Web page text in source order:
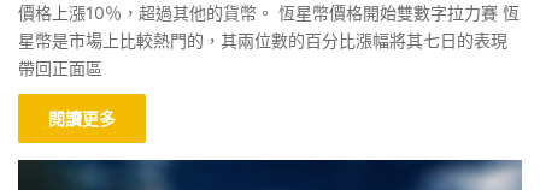
價格上漲10％，超過其他的貨幣。 恆星幣價格開始雙數字拉力賽 恆
星幣是市場上比較熱門的，其兩位數的百分比漲幅將其七日的表現
帶回正面區
閱讀更多